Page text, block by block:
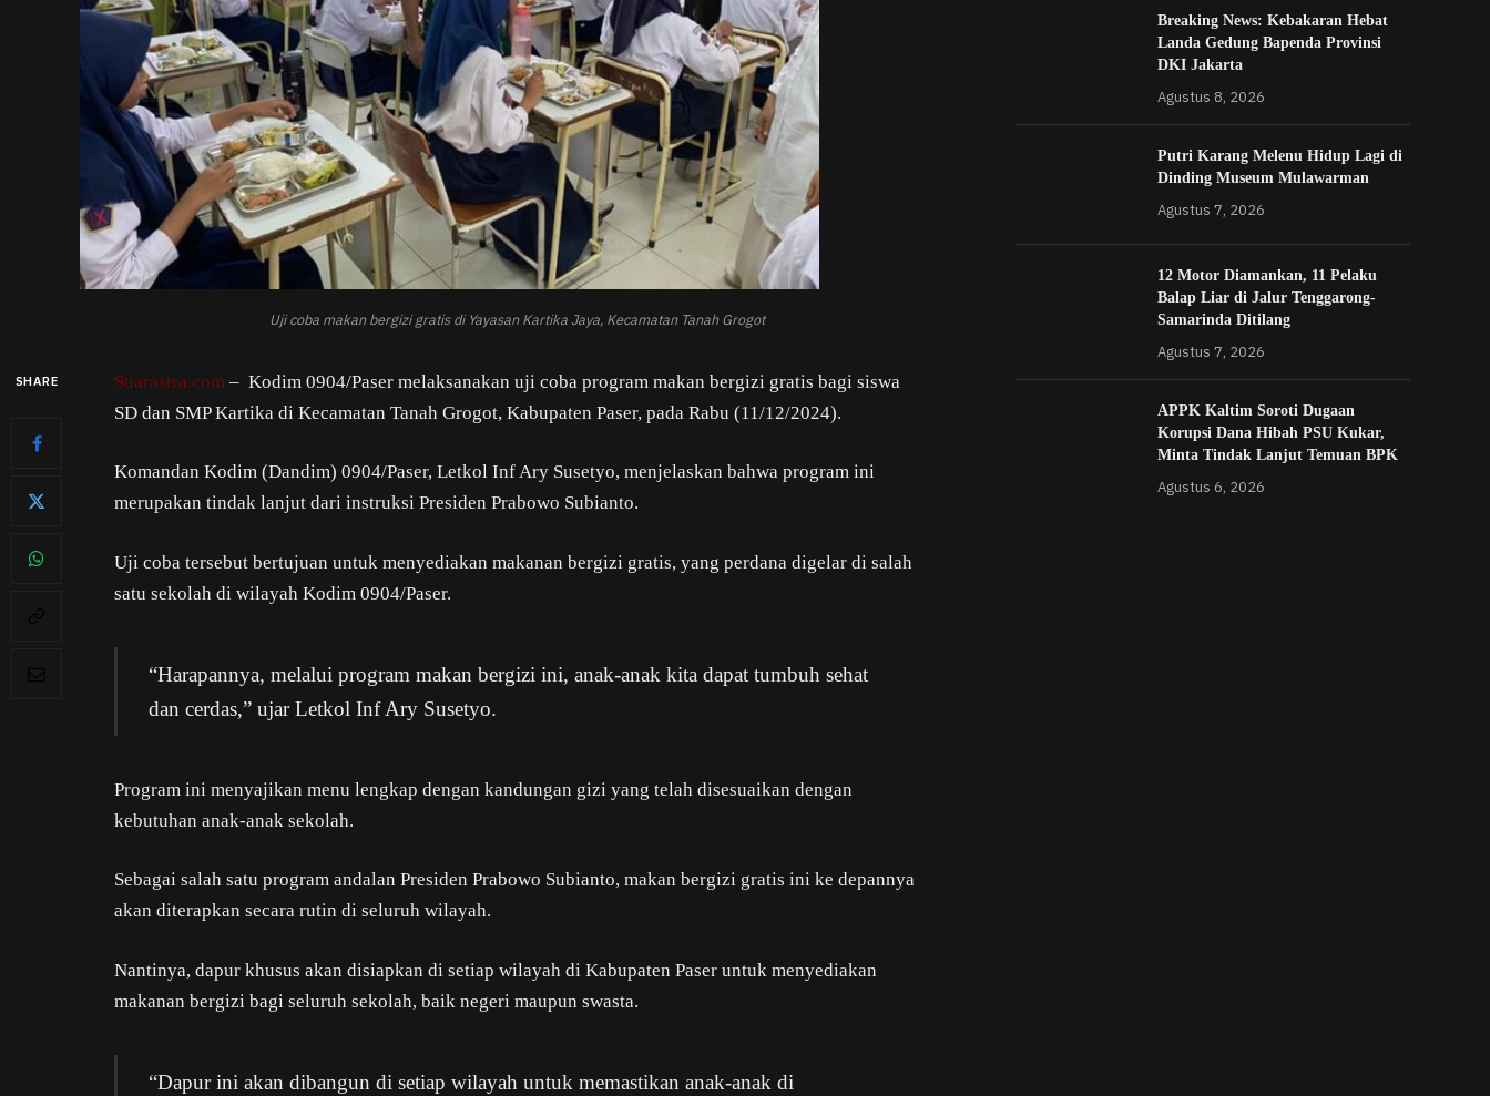
Uji coba makan bergizi gratis di Yayasan Kartika Jaya, Kecamatan Tanah Grogot
SHARE Suarastra.com – Kodim 0904/Paser melaksanakan uji coba program makan bergizi gratis bagi siswa
SD dan SMP Kartika di Kecamatan Tanah Grogot, Kabupaten Paser, pada Rabu (11/12/2024).
Komandan Kodim (Dandim) 0904/Paser, Letkol Inf Ary Susetyo, menjelaskan bahwa program ini
merupakan tindak lanjut dari instruksi Presiden Prabowo Subianto.
Uji coba tersebut bertujuan untuk menyediakan makanan bergizi gratis, yang perdana digelar di salah
satu sekolah di wilayah Kodim 0904/Paser.
“Harapannya, melalui program makan bergizi ini, anak-anak kita dapat tumbuh sehat
dan cerdas,” ujar Letkol Inf Ary Susetyo.
Program ini menyajikan menu lengkap dengan kandungan gizi yang telah disesuaikan dengan
kebutuhan anak-anak sekolah.
Sebagai salah satu program andalan Presiden Prabowo Subianto, makan bergizi gratis ini ke depannya
akan diterapkan secara rutin di seluruh wilayah.
Nantinya, dapur khusus akan disiapkan di setiap wilayah di Kabupaten Paser untuk menyediakan
makanan bergizi bagi seluruh sekolah, baik negeri maupun swasta.
“Dapur ini akan dibangun di setiap wilayah untuk memastikan anak-anak di
Breaking News: Kebakaran Hebat
Landa Gedung Bapenda Provinsi
DKI Jakarta
Agustus 8, 2026
Putri Karang Melenu Hidup Lagi di
Dinding Museum Mulawarman
Agustus 7, 2026
12 Motor Diamankan, 11 Pelaku
Balap Liar di Jalur Tenggarong-
Samarinda Ditilang
Agustus 7, 2026
APPK Kaltim Soroti Dugaan
Korupsi Dana Hibah PSU Kukar,
Minta Tindak Lanjut Temuan BPK
Agustus 6, 2026